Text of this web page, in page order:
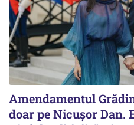
Amendamentul
doar pe Nicușor Dan.